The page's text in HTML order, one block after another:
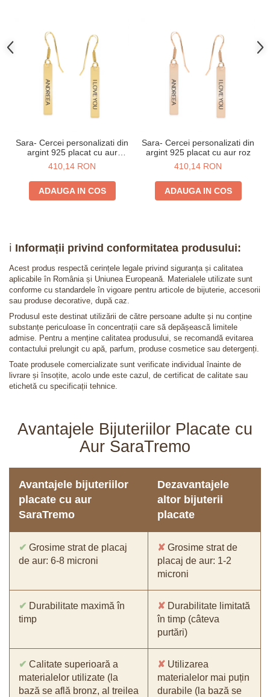
Sara- Cercei personalizati din
argint 925 placat cu aur
galben 24K
410,14 RON
ADAUGA IN COS
Sara- Cercei personalizati din
argint 925 placat cu aur roz
410,14 RON
ADAUGA IN COS
ℹ️ Informații privind conformitatea produsului:
Acest produs respectă cerințele legale privind siguranța și calitatea
aplicabile în România și Uniunea Europeană. Materialele utilizate sunt
conforme cu standardele în vigoare pentru articole de bijuterie, accesorii
sau produse decorative, după caz.
Produsul este destinat utilizării de către persoane adulte și nu conține
substanțe periculoase în concentrații care să depășească limitele
admise. Pentru a menține calitatea produsului, se recomandă evitarea
contactului prelungit cu apă, parfum, produse cosmetice sau detergenți.
Toate produsele comercializate sunt verificate individual înainte de
livrare și însoțite, acolo unde este cazul, de certificat de calitate sau
etichetă cu specificații tehnice.
Avantajele Bijuteriilor Placate cu
Aur SaraTremo
Avantajele bijuteriilor
placate cu aur
SaraTremo
Dezavantajele
altor bijuterii
placate
✔ Grosime strat de placaj
de aur: 6-8 microni
✘ Grosime strat de
placaj de aur: 1-2
microni
✔ Durabilitate maximă în
timp
✘ Durabilitate limitată
în timp (câteva
purtări)
✔ Calitate superioară a
materialelor utilizate (la
bază se află bronz, al treilea
✘ Utilizarea
materialelor mai puțin
durabile (la bază se